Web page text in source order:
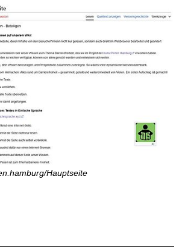
Hauptseite